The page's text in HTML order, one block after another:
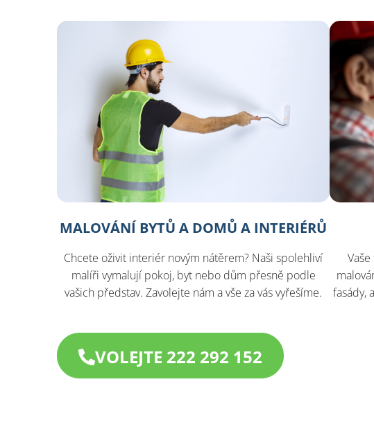
MALOVÁNÍ BYTŮ A DOMŮ A INTERIÉRŮ
Chcete oživit interiér novým nátěrem? Naši spolehliví
malíři vymalují pokoj, byt nebo dům přesně podle
vašich představ. Zavolejte nám a vše za vás vyřešíme.
fasády,
VOLEJTE 222 292 152